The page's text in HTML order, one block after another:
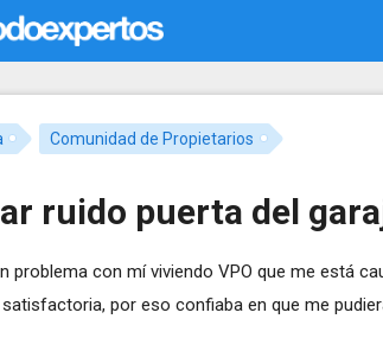
Comunidad de Propietarios
ruido puerta del
problema con mí viviendo VPO que me está
por eso confiaba en que me